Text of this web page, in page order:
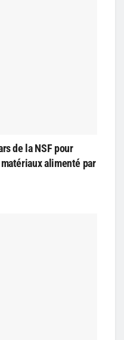
de la NSF pour
alimenté par